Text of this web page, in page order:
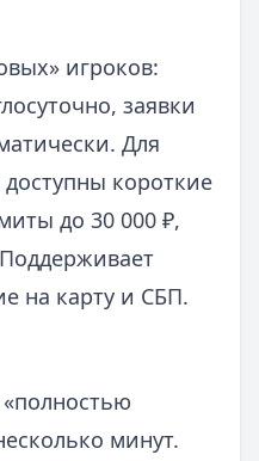
игроков:
заявки
Для
короткие
до 30 000 ₽,
на карту и СБП.
минут.